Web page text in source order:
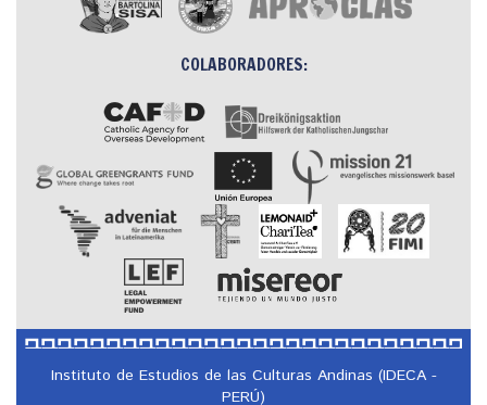
COLABORADORES:
Instituto de Estudios de las Culturas Andinas (IDECA -
PERÚ)